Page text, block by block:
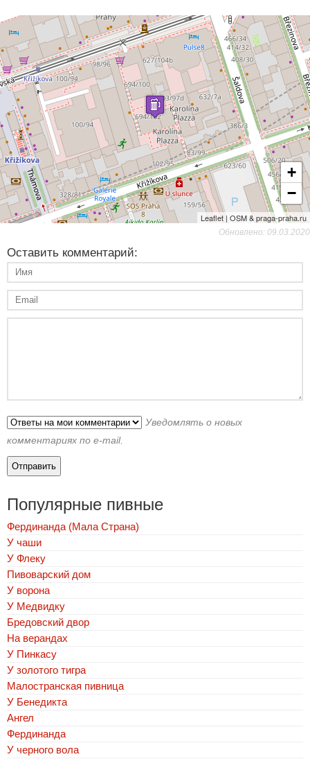
+
−
Leaflet | OSM & praga-praha.ru
Обновлено: 09.03.2020
Оставить комментарий:
Уведомлять о новых
комментариях по e-mail.
Популярные пивные
Фердинанда (Мала Страна)
У чаши
У Флеку
Пивоварский дом
У ворона
У Медвидку
Бредовский двор
На верандах
У Пинкасу
У золотого тигра
Малостранская пивница
У Бенедикта
Ангел
Фердинанда
У черного вола